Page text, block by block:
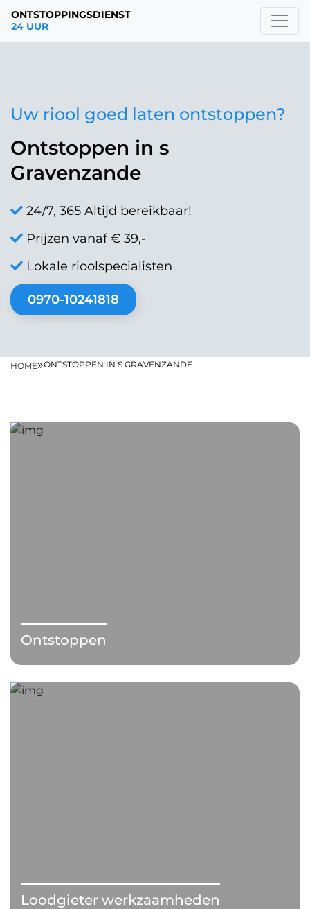
ONTSTOPPINGSDIENST
24 UUR
Uw riool goed laten ontstoppen?
Ontstoppen in s
Gravenzande
24/7, 365 Altijd bereikbaar!
Prijzen vanaf € 39,-
Lokale rioolspecialisten
0970-10241818
HOME»ONTSTOPPEN IN S GRAVENZANDE
Ontstoppen
Loodgieter werkzaamheden